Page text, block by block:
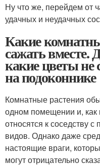
Ну что же, перейдем от
удачных и неудачных
Какие
сажать вместе.
какие цветы не
на подоконнике
Комнатные растения
одном помещении и, как
относятся к соседству
видов. Однако даже
настоящие враги,
могут отрицательно